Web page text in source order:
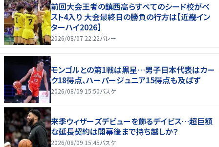
前回大会王者の鎮西高らすべてのシード校がベ
スト4入り 大会最終日の勝負の行方は【近畿イン
ターハイ2026】
2026/08/07 22:22バレー
モンゴルとの第1戦は黒星…男子日本代表はカー
ク18得点、ハーパージュニア15得点も及ばず
2026/08/09 15:50バスケ
来季ウィザーズデビューを飾るデイビス…超巨額
な延長契約は開幕後まで持ち越しか？
2026/08/09 15:45バスケ